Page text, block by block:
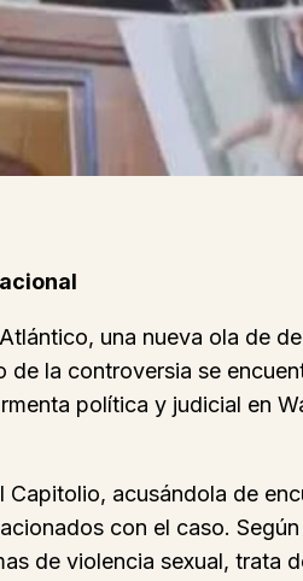
una nueva ola de
de la controversia se
política y judicial en
acusándola de
con el caso.
de violencia sexual, trata